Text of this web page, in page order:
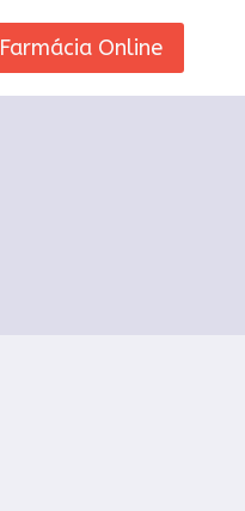
Farmácia Online